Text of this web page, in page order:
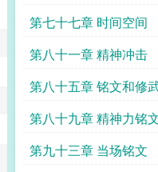
第七十七章 时间空间
第八十一章 精神冲击
第八十五章 铭文和修
第八十九章 精神力铭
第九十三章 当场铭文